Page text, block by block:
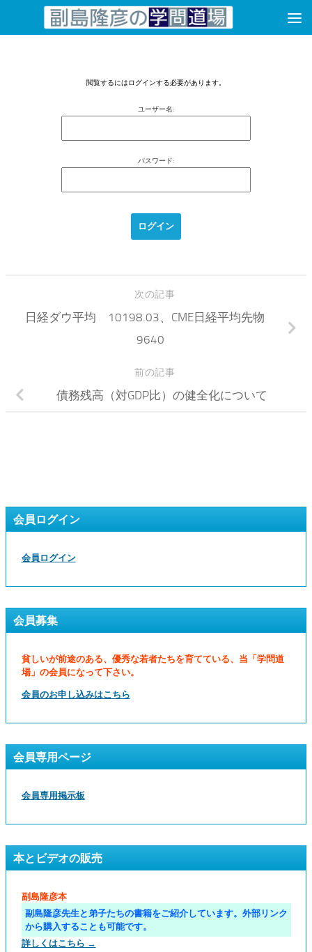
コンテンツへスキップ
閲覧するにはログインする必要があります。
ユーザー名:
パスワード:
次の記事
日経ダウ平均 10198.03、CME日経平均先物
9640
前の記事
債務残高（対GDP比）の健全化について
会員ログイン
会員ログイン
会員募集
貧しいが前途のある、優秀な若者たちを育てている、当「学問道
場」の会員になって下さい。
会員のお申し込みはこちら
会員専用ページ
会員専用掲示板
本とビデオの販売
副島隆彦本
副島隆彦先生と弟子たちの書籍をご紹介しています。外部リンク
から購入することも可能です。
詳しくはこちら →